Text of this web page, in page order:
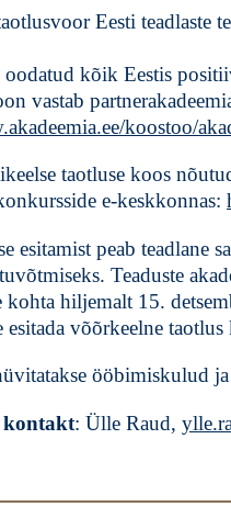
Eesti teadlaste
oodatud kõik Eestis
vastab
koostoo/
taotluse koos
e-keskkonnas:
esitamist peab teadlane
Teaduste
kohta hiljemalt 15.
esitada võõrkeelne
ööbimiskulud
: Ülle Raud,